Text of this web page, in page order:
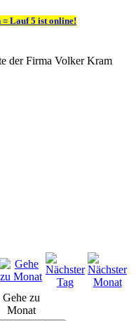
Lauf 5 ist online!
der Firma Volker Kram
Gehe zu
Monat